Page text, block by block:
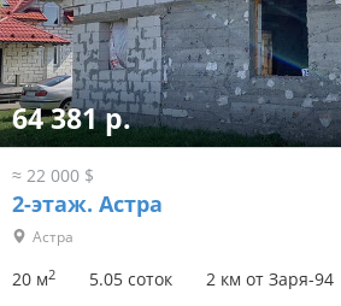
64 381 р.
≈ 22 000 $
2-этаж. Астра
Астра
20 м2 5.05 соток 2 км от Заря-94